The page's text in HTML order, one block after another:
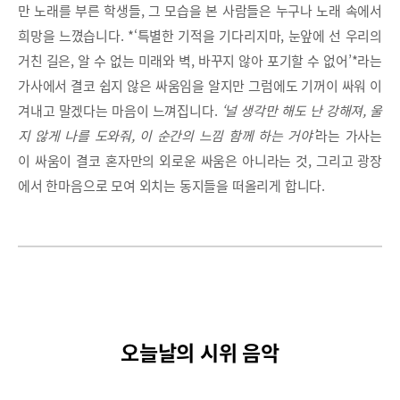
만 노래를 부른 학생들, 그 모습을 본 사람들은 누구나 노래 속에서
희망을 느꼈습니다. *‘특별한 기적을 기다리지마, 눈앞에 선 우리의
거친 길은, 알 수 없는 미래와 벽, 바꾸지 않아 포기할 수 없어’*라는
가사에서 결코 쉽지 않은 싸움임을 알지만 그럼에도 기꺼이 싸워 이
겨내고 말겠다는 마음이 느껴집니다. ‘널 생각만 해도 난 강해져, 울
지 않게 나를 도와줘, 이 순간의 느낌 함께 하는 거야’라는 가사는
이 싸움이 결코 혼자만의 외로운 싸움은 아니라는 것, 그리고 광장
에서 한마음으로 모여 외치는 동지들을 떠올리게 합니다.
오늘날의 시위 음악